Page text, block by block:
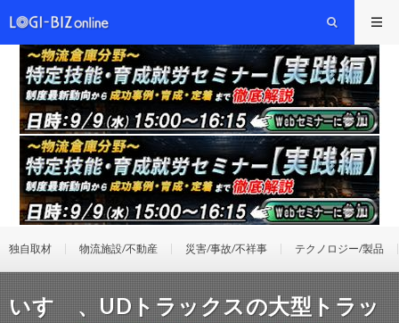
独自取材 物流施設/不動産 災害/事故/不祥事 テクノロジー/製品
いすゞ、UDトラックスの大型トラッ